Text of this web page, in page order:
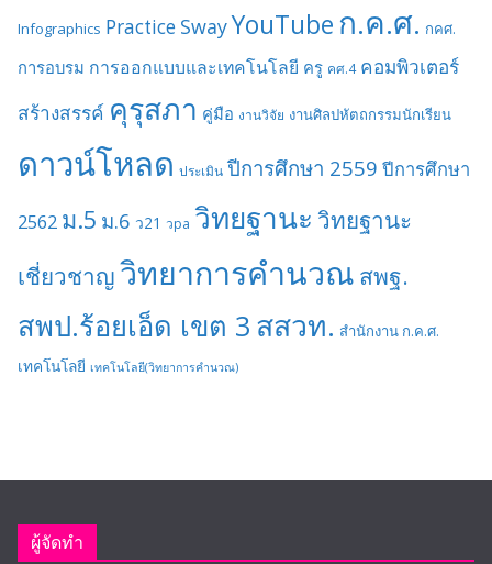
Infographics Practice SwayYouTubeก.ค.ศ. กคศ.
การอบรม การออกแบบและเทคโนโลยี ครู คศ.4 คอมพิวเตอร์
สร้างสรรค์ คุรุสภา คู่มือ งานวิจัย งานศิลปหัตถกรรมนักเรียน
ดาวน์โหลด ประเมิน ปีการศึกษา 2559 ปีการศึกษา
2562 ม.5 ม.6 ว21 วpa วิทยฐานะ วิทยฐานะ
เชี่ยวชาญวิทยาการคำนวณ สพฐ.
สพป.ร้อยเอ็ด เขต 3 สสวท. สำนักงาน ก.ค.ศ.
เทคโนโลยี เทคโนโลยี(วิทยาการคำนวณ)
ผู้จัดทำ